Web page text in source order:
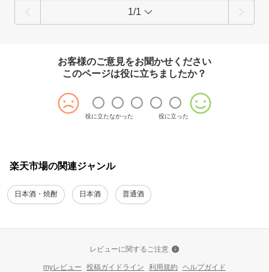
1/1
お客様のご意見をお聞かせください
このページは役に立ちましたか？
役に立たなかった 役に立った
楽天市場の関連ジャンル
日本酒・焼酎 日本酒 普通酒
レビューに関するご注意
myレビュー 投稿ガイドライン 利用規約 ヘルプガイド